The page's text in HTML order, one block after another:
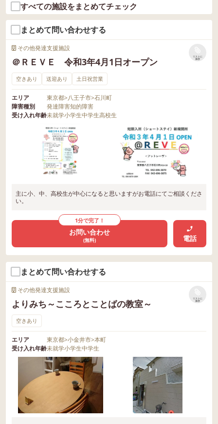
すべての施設をまとめてチェック
まとめて問い合わせする
その他発達支援施設
＠ＲＥＶＥ 令和3年4月1日オープン
リストに
保存
空きあり 送迎あり 土日祝営業
エリア 東京都>八王子市>石川町
障害種別
発達障害知的障害
受け入れ年齢未就学小学生中学生高校生
主に小、中、高校生が中心になると思いますがお電話にてご相談くださ
い。
1分で完了！
お問い合わせ
(無料) 電話
まとめて問い合わせする
その他発達支援施設
よりみち～こころとことばの教室～
リストに
保存
空きあり
エリア 東京都>小金井市>本町
受け入れ年齢未就学小学生中学生